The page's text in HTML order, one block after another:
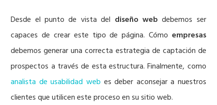
Desde el punto de vista del diseño web debemos ser
capaces de crear este tipo de página. Cómo empresas
debemos generar una correcta estrategia de captación de
prospectos a través de esta estructura. Finalmente, como
analista de usabilidad web es deber aconsejar a nuestros
clientes que utilicen este proceso en su sitio web.